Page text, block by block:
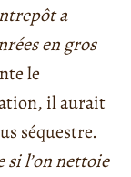
a
en gros
le
il aurait
séquestre.
si l’on nettoie